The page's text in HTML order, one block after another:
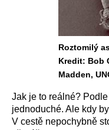
Roztomilý
Kredit: Bob
Madden,
Jak je to reálné?
jednoduché. Ale kdy
V cestě nepochybně